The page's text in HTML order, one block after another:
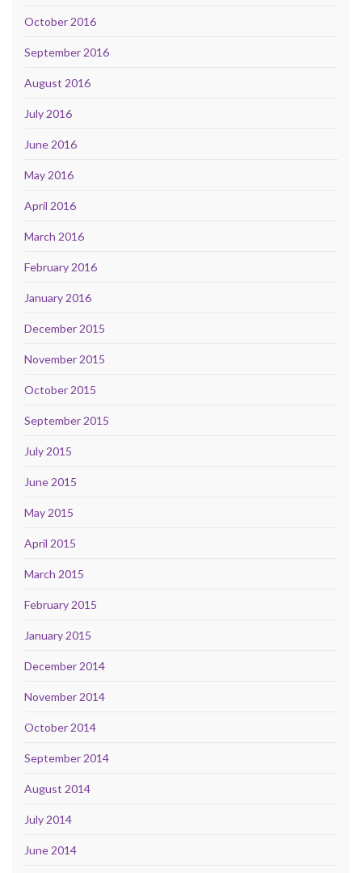
October 2016
September 2016
August 2016
July 2016
June 2016
May 2016
April 2016
March 2016
February 2016
January 2016
December 2015
November 2015
October 2015
September 2015
July 2015
June 2015
May 2015
April 2015
March 2015
February 2015
January 2015
December 2014
November 2014
October 2014
September 2014
August 2014
July 2014
June 2014